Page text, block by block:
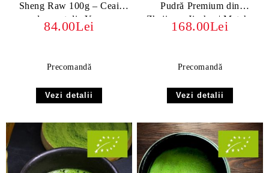
Sheng Raw 100g – Ceai
crud presat din Yunnan
84.00Lei
Precomandă
Vezi detalii
Pudră Premium din
Zhejiang, Jinshan| Matcha
pentru CHADO
168.00Lei
Precomandă
Vezi detalii